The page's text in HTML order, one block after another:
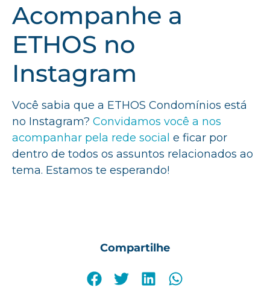
Acompanhe a
ETHOS no
Instagram
Você sabia que a ETHOS Condomínios está
no Instagram? Convidamos você a nos
acompanhar pela rede social e ficar por
dentro de todos os assuntos relacionados ao
tema. Estamos te esperando!
Compartilhe